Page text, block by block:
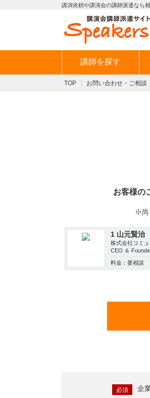
講演依頼や講演会の講師派遣なら
講師を探す
TOP お問い合わせ・ご相談
お客様の
※尚
1 山元賢治
株式会社コミ
CEO ＆
料金：要相談
必須 企